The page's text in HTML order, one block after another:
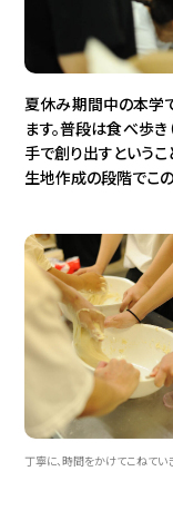
夏休み期間中の本学
ます。普段は食べ歩き
手で創り出すというこ
生地作成の段階でこの
丁寧に、時間をかけてこねてい